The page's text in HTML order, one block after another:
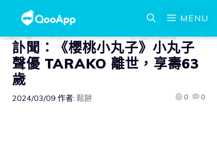
MENU
訃聞：《櫻桃小丸子》小丸子
聲優 TARAKO 離世，享壽63
歲
2024/03/09 作者: 鬆餅 0 0